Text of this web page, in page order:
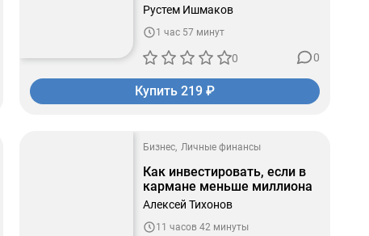
Рустем Ишмаков
1 час 57 минут
0 0
Купить 219 ₽
Бизнес Личные финансы
Как инвестировать, если в
кармане меньше миллиона
Алексей Тихонов
11 часов 42 минуты